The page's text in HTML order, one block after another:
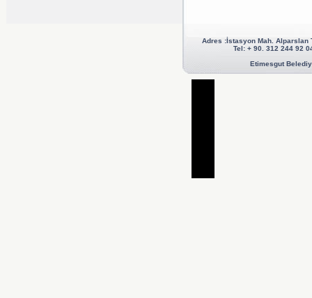
Adres :İstasyon Mah. Alparslan
Tel: + 90. 312 244 92
Etimesgut